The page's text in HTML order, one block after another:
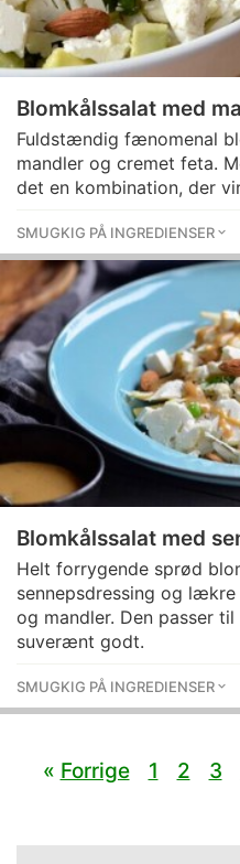
Blomkålssalat med
Fuldstændig fænomenal
mandler og cremet feta.
det en kombination, der
SMUGKIG PÅ INGREDIENSER
Blomkålssalat med
Helt forrygende sprød
sennepsdressing og
og mandler. Den passer
suverænt godt.
SMUGKIG PÅ INGREDIENSER
« Forrige 1 2 3